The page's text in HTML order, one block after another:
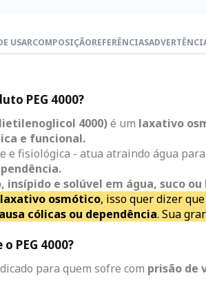
USARCOMPOSIÇÃOREFERÊNCIAS
PEG 4000?
4000)é um laxativo
e funcional.
e fisiológica - atua atraindo água
insípido e solúvel em água, suco
laxativo osmótico, isso quer dizer
cólicas ou dependência. Sua
PEG 4000?
para quem sofre com prisão de